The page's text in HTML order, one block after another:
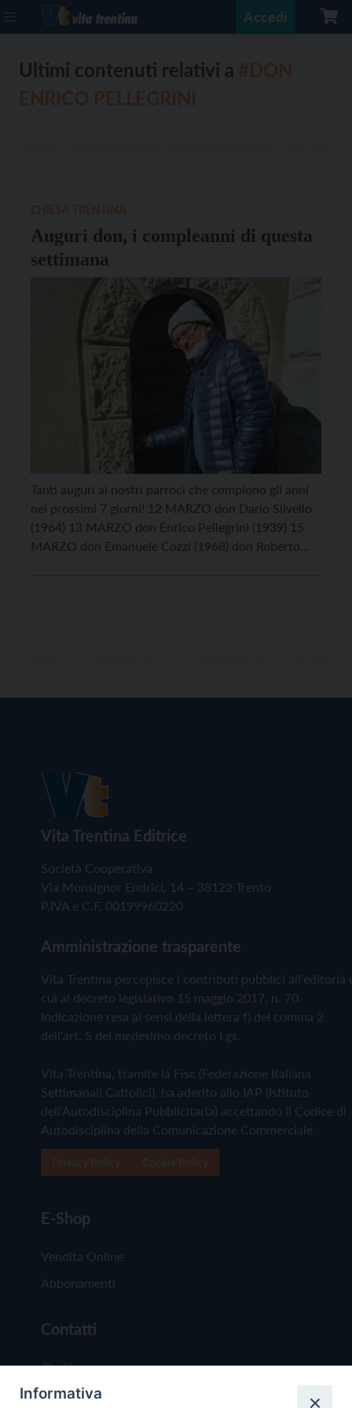
Accedi
Ultimi contenuti relativi a
Auguri don, i compleanni di questa
settimana
Tanti auguri ai nostri parroci che compiono gli anni
nei prossimi 7 giorni! 12 MARZO don Dario Silvello
(1964) 13 MARZO don Enrico Pellegrini (1939) 15
MARZO don Emanuele Cozzi (1968) don Roberto
Vita Trentina Editrice
Società Cooperativa
Via Monsignor Endrici, 14 – 38122 Trento
P.IVA e C.F. 00199960220
Amministrazione trasparente
Vita Trentina percepisce i contributi pubblici all'editoria
cui al decreto legislativo 15 maggio 2017, n. 70.
Indicazione resa ai sensi della lettera f) del comma 2
dell'art. 5 del medesimo decreto Lgs.
Vita Trentina, tramite la Fisc (Federazione Italiana
Settimanali Cattolici), ha aderito allo IAP (Istituto
dell'Autodisciplina Pubblicitaria) accettando il Codice di
Autodisciplina della Comunicazione Commerciale
E-Shop
Vendita Online
Abbonamenti
Contatti
Chi Siamo
Redazione
Informativa